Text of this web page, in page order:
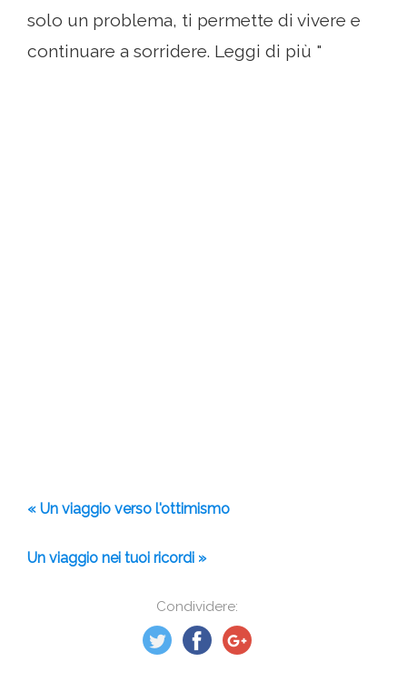
Condividere:
solo un problema, ti permette di vivere e
continuare a sorridere. Leggi di più "
« Un viaggio verso l'ottimismo
Un viaggio nei tuoi ricordi »